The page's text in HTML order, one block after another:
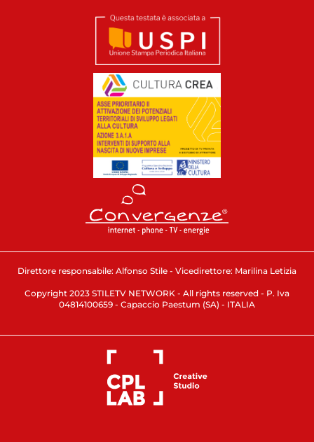
Direttore responsabile: Alfonso Stile - Vicedirettore: Marilina Letizia
Copyright 2023 STILETV NETWORK - All rights reserved - P. Iva
04814100659 - Capaccio Paestum (SA) - ITALIA